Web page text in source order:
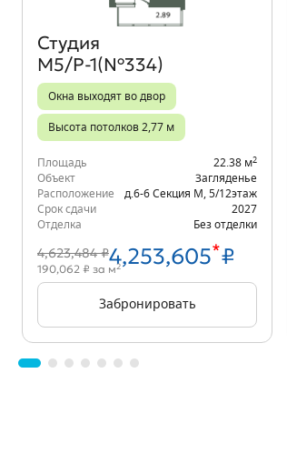
Студия
М5/Р-1(№334)
Окна выходят во двор
Высота потолков 2,77 м
Площадь 22.38 м2
Объект
Загляденье
Расположение
д.6-6 Секция М 5/12этаж
Срок сдачи
2027
Отделка
Без отделки
4,623,484 ₽4,253,605*₽
190,062 ₽ за м2
Забронировать